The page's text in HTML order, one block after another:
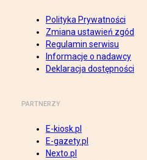
Polityka Prywatności
Zmiana ustawień zgód
Regulamin serwisu
Informacje o nadawcy
Deklaracja dostępności
PARTNERZY
E-kiosk.pl
E-gazety.pl
Nexto.pl